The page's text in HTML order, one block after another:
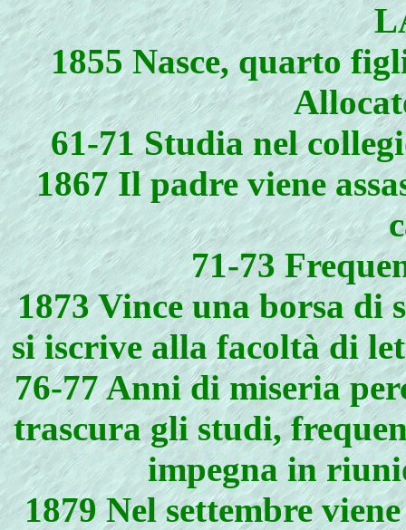
1855 Nasce, quarto
61-71 Studia nel
1867 Il padre viene
71-73
1873 Vince una borsa di
si iscrive alla facoltà di
76-77 Anni di miseria
trascura gli studi,
impegna in
1879 Nel settembre